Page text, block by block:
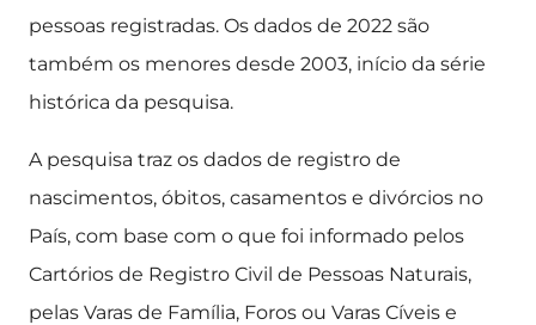
pessoas registradas. Os dados de 2022 são
também os menores desde 2003, início da série
histórica da pesquisa.
A pesquisa traz os dados de registro de
nascimentos, óbitos, casamentos e divórcios no
País, com base com o que foi informado pelos
Cartórios de Registro Civil de Pessoas Naturais,
pelas Varas de Família, Foros ou Varas Cíveis e